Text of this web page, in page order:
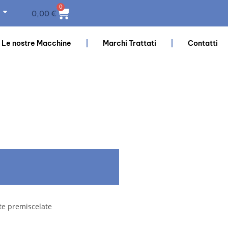
0,00€
0
Le nostre Macchine Marchi Trattati Contatti
premiscelate